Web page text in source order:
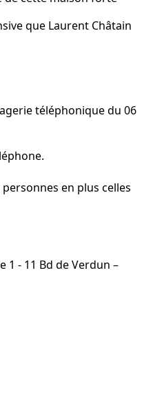
que Laurent Châtain
téléphonique du 06
en plus celles
1 - 11 Bd de Verdun –